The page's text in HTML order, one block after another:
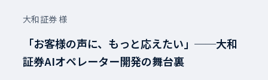
大和証券 様
「お客様の声に、もっと応えたい」──大和
証券AIオペレーター開発の舞台裏